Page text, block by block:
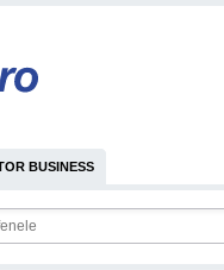
BUSINESS